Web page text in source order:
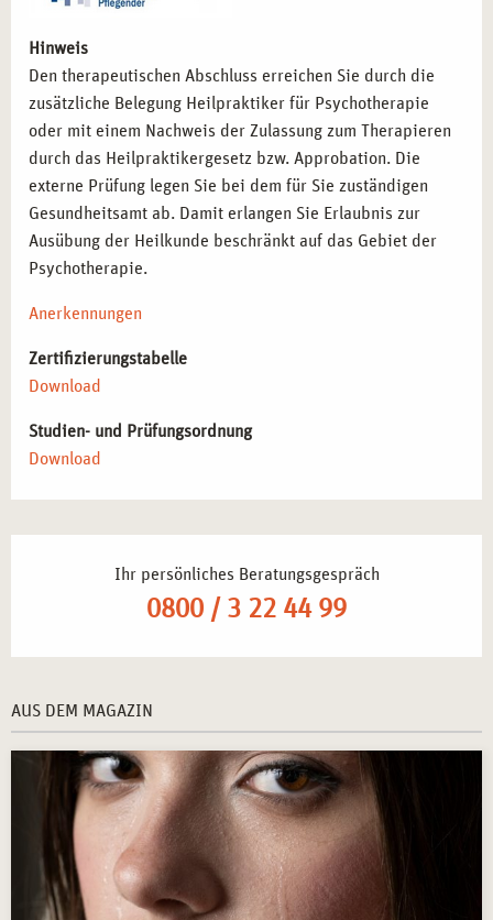
Hinweis
Den therapeutischen Abschluss erreichen Sie durch die
zusätzliche Belegung Heilpraktiker für Psychotherapie
oder mit einem Nachweis der Zulassung zum Therapieren
durch das Heilpraktikergesetz bzw. Approbation. Die
externe Prüfung legen Sie bei dem für Sie zuständigen
Gesundheitsamt ab. Damit erlangen Sie Erlaubnis zur
Ausübung der Heilkunde beschränkt auf das Gebiet der
Psychotherapie.
Anerkennungen
Zertifizierungstabelle
Download
Studien- und Prüfungsordnung
Download
Ihr persönliches Beratungsgespräch
0800 / 3 22 44 99
AUS DEM MAGAZIN